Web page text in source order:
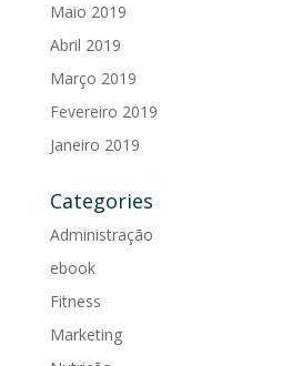
Maio 2019
Abril 2019
Março 2019
Fevereiro 2019
Janeiro 2019
Categories
Administração
ebook
Fitness
Marketing